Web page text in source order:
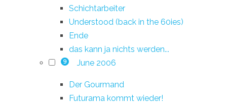
Schichtarbeiter
Understood (back in the 60ies)
Ende
das kann ja nichts werden...
9 June 2006
Der Gourmand
Futurama kommt wieder!